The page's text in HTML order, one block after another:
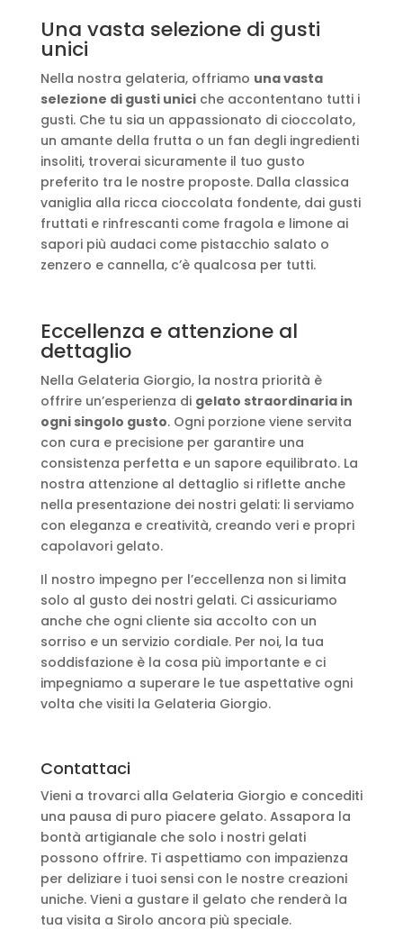
Una vasta selezione di gusti
unici
Nella nostra gelateria, offriamo una vasta
selezione di gusti uniciche accontentano tutti i
gusti. Che tu sia un appassionato di cioccolato,
un amante della frutta o un fan degli ingredienti
insoliti, troverai sicuramente il tuo gusto
preferito tra le nostre proposte. Dalla classica
vaniglia alla ricca cioccolata fondente, dai gusti
fruttati e rinfrescanti come fragola e limone ai
sapori più audaci come pistacchio salato o
zenzero e cannella, c’è qualcosa per tutti.
Eccellenza e attenzione al
dettaglio
Nella Gelateria Giorgio, la nostra priorità è
offrire un’esperienza di gelato straordinaria in
ogni singolo gusto. Ogni porzione viene servita
con cura e precisione per garantire una
consistenza perfetta e un sapore equilibrato. La
nostra attenzione al dettaglio si riflette anche
nella presentazione dei nostri gelati: li serviamo
con eleganza e creatività, creando veri e propri
capolavori gelato.
Il nostro impegno per l’eccellenza non si limita
solo al gusto dei nostri gelati. Ci assicuriamo
anche che ogni cliente sia accolto con un
sorriso e un servizio cordiale. Per noi, la tua
soddisfazione è la cosa più importante e ci
impegniamo a superare le tue aspettative ogni
volta che visiti la Gelateria Giorgio.
Contattaci
Vieni a trovarci alla Gelateria Giorgio e concediti
una pausa di puro piacere gelato. Assapora la
bontà artigianale che solo i nostri gelati
possono offrire. Ti aspettiamo con impazienza
per deliziare i tuoi sensi con le nostre creazioni
uniche. Vieni a gustare il gelato che renderà la
tua visita a Sirolo ancora più speciale.